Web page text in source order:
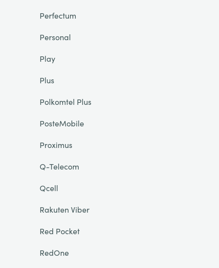
Perfectum
Personal
Play
Plus
Polkomtel Plus
PosteMobile
Proximus
Q-Telecom
Qcell
Rakuten Viber
Red Pocket
RedOne